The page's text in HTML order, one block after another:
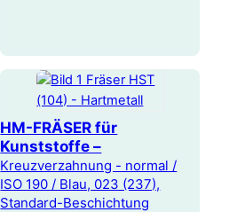
HM-FRÄSER für
Kunststoffe –
Kreuzverzahnung - normal /
ISO 190 / Blau, 023 (237),
Standard-Beschichtung